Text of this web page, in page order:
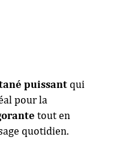
puissantqui
pour la
tout en
quotidien.